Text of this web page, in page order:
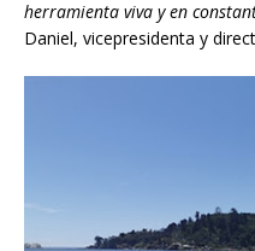
herramienta viva y en
Daniel, vicepresidenta y